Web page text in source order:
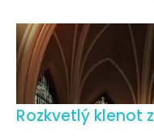
Rozkvetlý klenot